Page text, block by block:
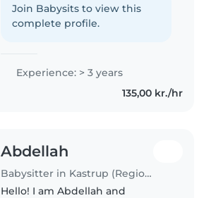
aldre. Jeg er komfortabel med
kæledyr, madlavning, pligter og
Join Babysits to view this
complete profile.
Experience: > 3 years
135,00 kr./hr
Abdellah
Babysitter in Kastrup (Region Hovedstaden)
Hello! I am Abdellah and